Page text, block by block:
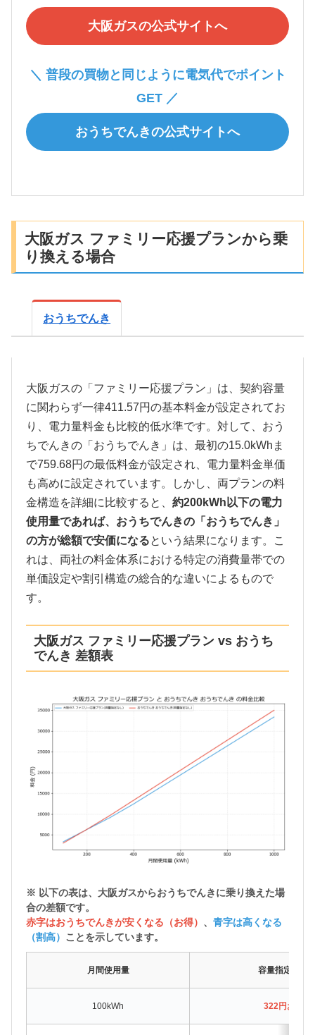
大阪ガスの公式サイトへ
＼ 普段の買物と同じように電気代でポイント
GET ／
おうちでんきの公式サイトへ
大阪ガス ファミリー応援プランから乗
り換える場合
おうちでんき
大阪ガスの「ファミリー応援プラン」は、契約容量
に関わらず一律411.57円の基本料金が設定されてお
り、電力量料金も比較的低水準です。対して、おう
ちでんきの「おうちでんき」は、最初の15.0kWhま
で759.68円の最低料金が設定され、電力量料金単価
も高めに設定されています。しかし、両プランの料
金構造を詳細に比較すると、 約200kWh以下の電力
使用量であれば、おうちでんきの「おうちでんき」
の方が総額で安価になるという結果になります。こ
れは、両社の料金体系における特定の消費量帯での
単価設定や割引構造の総合的な違いによるもので
す。
大阪ガス ファミリー応援プラン vs おうち
でんき 差額表
※ 以下の表は、大阪ガスからおうちでんきに乗り換えた場
合の差額です。
赤字はおうちでんきが安くなる（お得） 、 青字は高くなる
（割高） ことを示しています。
月間使用量 容量指定なし
100kWh 322円お得